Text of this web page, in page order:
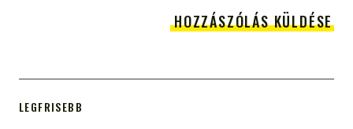
LEGFRISEBB